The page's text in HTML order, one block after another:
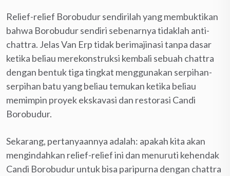
Relief-relief Borobudur sendirilah yang membuktikan
bahwa Borobudur sendiri sebenarnya tidaklah anti-
chattra. Jelas Van Erp tidak berimajinasi tanpa dasar
ketika beliau merekonstruksi kembali sebuah chattra
dengan bentuk tiga tingkat menggunakan serpihan-
serpihan batu yang beliau temukan ketika beliau
memimpin proyek ekskavasi dan restorasi Candi
Borobudur.
Sekarang, pertanyaannya adalah: apakah kita akan
mengindahkan relief-relief ini dan menuruti kehendak
Candi Borobudur untuk bisa paripurna dengan chattra